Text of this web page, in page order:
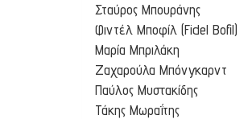
Σταύρος Μπουράνης
Φιντέλ Μποφίλ (Fidel Bofil)
Μαρία Μπριλάκη
Ζαχαρούλα Μπόνγκαρντ
Παύλος Μυστακίδης
Τάκης Μωραΐτης